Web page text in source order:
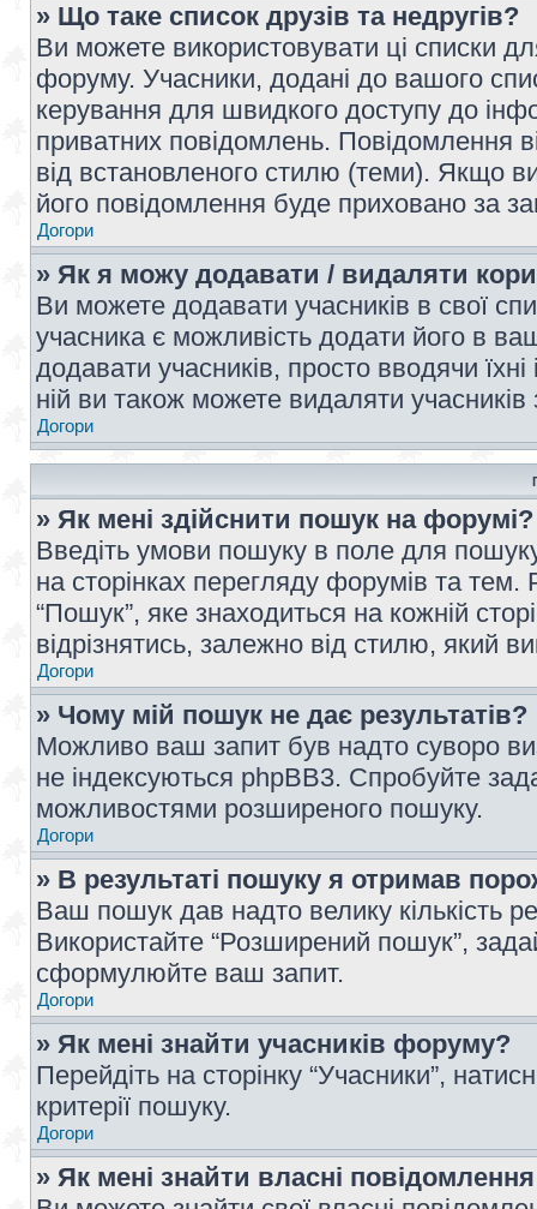
» Що таке список друзів та недругів?
Ви можете використовувати ці списки
форуму. Учасники, додані до вашого
керування для швидкого доступу до
приватних повідомлень. Повідомлення
від встановленого стилю (теми). Якщо
його повідомлення буде приховано за
Догори
» Як я можу додавати / видаляти
Ви можете додавати учасників в свої
учасника є можливість додати його в
додавати учасників, просто вводячи
ній ви також можете видаляти учасників
Догори
» Як мені здійснити пошук на форумі?
Введіть умови пошуку в поле для
на сторінках перегляду форумів та
“Пошук”, яке знаходиться на кожній
відрізнятись, залежно від стилю, який
Догори
» Чому мій пошук не дає результатів?
Можливо ваш запит був надто суворо
не індексуються phpBB3. Спробуйте
можливостями розширеного пошуку.
Догори
» В результаті пошуку я отримав
Ваш пошук дав надто велику кількість
Використайте “Розширений пошук”,
сформулюйте ваш запит.
Догори
» Як мені знайти учасників форуму?
Перейдіть на сторінку “Учасники”,
критерії пошуку.
Догори
» Як мені знайти власні